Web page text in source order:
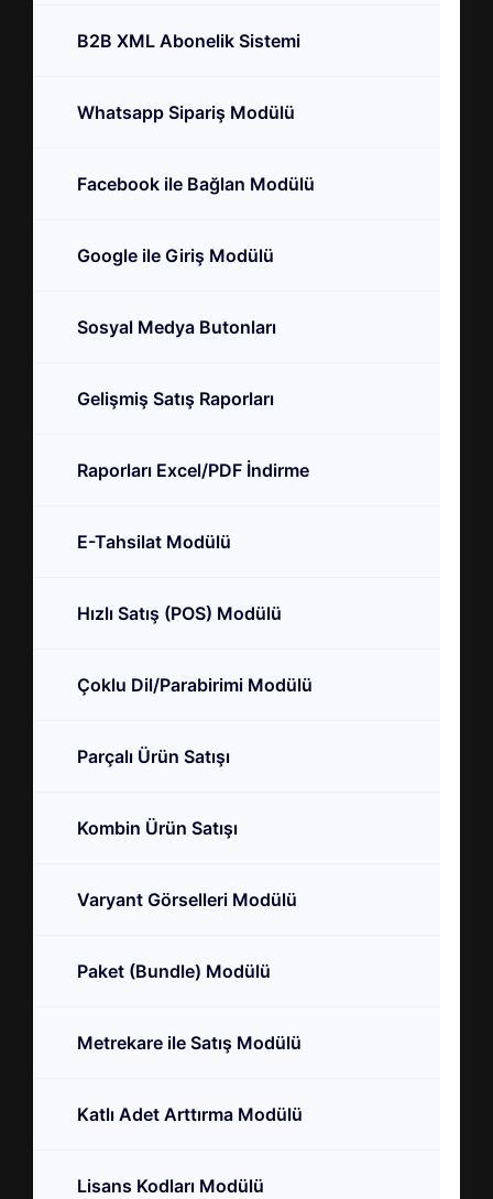
B2B XML Abonelik Sistemi
Whatsapp Sipariş Modülü
Facebook ile Bağlan Modülü
Google ile Giriş Modülü
Sosyal Medya Butonları
Gelişmiş Satış Raporları
Raporları Excel/PDF İndirme
E-Tahsilat Modülü
Hızlı Satış (POS) Modülü
Çoklu Dil/Parabirimi Modülü
Parçalı Ürün Satışı
Kombin Ürün Satışı
Varyant Görselleri Modülü
Paket (Bundle) Modülü
Metrekare ile Satış Modülü
Katlı Adet Arttırma Modülü
Lisans Kodları Modülü